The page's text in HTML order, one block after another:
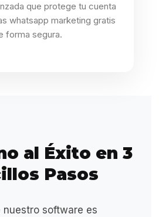
que protege tu cuenta
whatsapp marketing gratis
forma segura.
al Éxito en 3
Pasos
nuestro software es